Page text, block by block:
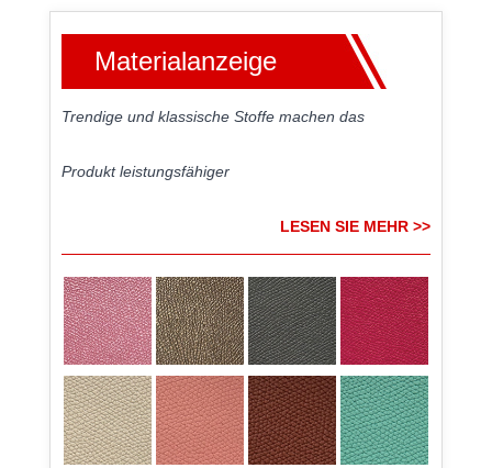
Materialanzeige
Trendige und klassische Stoffe machen das
Produkt leistungsfähiger
LESEN SIE MEHR >>